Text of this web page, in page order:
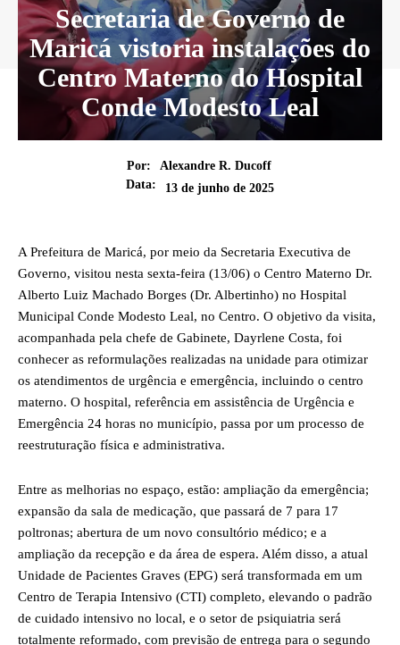
Secretaria de Governo de
Maricá vistoria instalações do
Centro Materno do Hospital
Conde Modesto Leal
Por:
Alexandre R. Ducoff
Data:
13 de junho de 2025
A Prefeitura de Maricá, por meio da Secretaria Executiva de
Governo, visitou nesta sexta-feira (13/06) o Centro Materno Dr.
Alberto Luiz Machado Borges (Dr. Albertinho) no Hospital
Municipal Conde Modesto Leal, no Centro. O objetivo da visita,
acompanhada pela chefe de Gabinete, Dayrlene Costa, foi
conhecer as reformulações realizadas na unidade para otimizar
os atendimentos de urgência e emergência, incluindo o centro
materno. O hospital, referência em assistência de Urgência e
Emergência 24 horas no município, passa por um processo de
reestruturação física e administrativa.
Entre as melhorias no espaço, estão: ampliação da emergência;
expansão da sala de medicação, que passará de 7 para 17
poltronas; abertura de um novo consultório médico; e a
ampliação da recepção e da área de espera. Além disso, a atual
Unidade de Pacientes Graves (EPG) será transformada em um
Centro de Terapia Intensivo (CTI) completo, elevando o padrão
de cuidado intensivo no local, e o setor de psiquiatria será
totalmente reformado, com previsão de entrega para o segundo